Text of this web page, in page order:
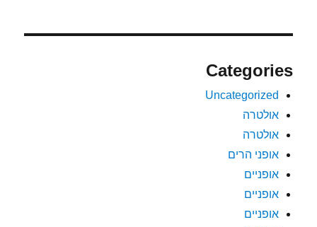
Categories
Uncategorized
אולטרה
אולטרה
אופני הרים
אופניים
אופניים
אופניים